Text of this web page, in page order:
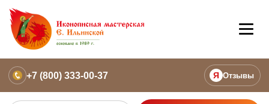
+7 (800) 333-00-37 Я Отзывы